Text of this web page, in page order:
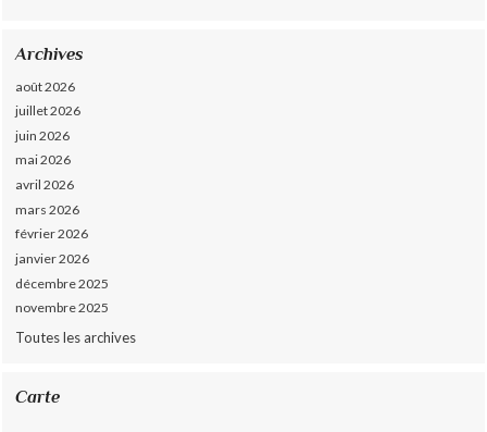
Archives
août 2026
juillet 2026
juin 2026
mai 2026
avril 2026
mars 2026
février 2026
janvier 2026
décembre 2025
novembre 2025
Toutes les archives
Carte